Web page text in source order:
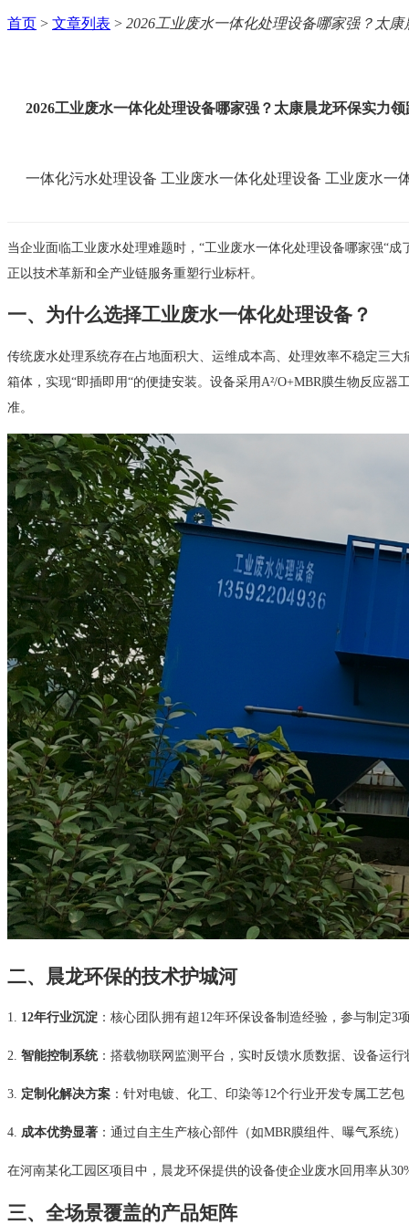
首页 > 文章列表 > 2026工业废水一体化处理设备哪家强？太
2026工业废水一体化处理设备哪家强？太康晨龙环保实力领
一体化污水处理设备 工业废水一体化处理设备 工业废水一
当企业面临工业废水处理难题时，“工业废水一体化处理设备哪家强“
正以技术革新和全产业链服务重塑行业标杆。
一、为什么选择工业废水一体化处理设备？
传统废水处理系统存在占地面积大、运维成本高、处理效率不稳定三大
箱体，实现“即插即用“的便捷安装。设备采用A²/O+MBR膜生物反应
准。
二、晨龙环保的技术护城河
1. 12年行业沉淀 ：核心团队拥有超12年环保设备制造经验，参与制定3
2. 智能控制系统：搭载物联网监测平台，实时反馈水质数据、设备运
3. 定制化解决方案 ：针对电镀、化工、印染等12个行业开发专属工艺
4. 成本优势显著 ：通过自主生产核心部件（如MBR膜组件、曝气系统
在河南某化工园区项目中，晨龙环保提供的设备使企业废水回用率从
三、全场景覆盖的产品矩阵